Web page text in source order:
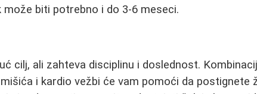
biti potrebno i do 3-6 meseci.
cilj, ali zahteva disciplinu i doslednost.
i kardio vežbi će vam pomoći da postignete